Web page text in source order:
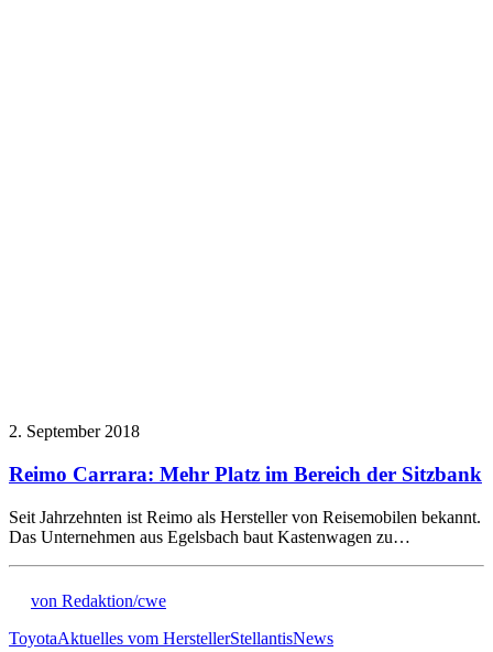
2. September 2018
Reimo Carrara: Mehr Platz im Bereich der Sitzbank
Seit Jahrzehnten ist Reimo als Hersteller von Reisemobilen bekannt.
Das Unternehmen aus Egelsbach baut Kastenwagen zu…
von Redaktion/cwe
ToyotaAktuelles vom HerstellerStellantisNews